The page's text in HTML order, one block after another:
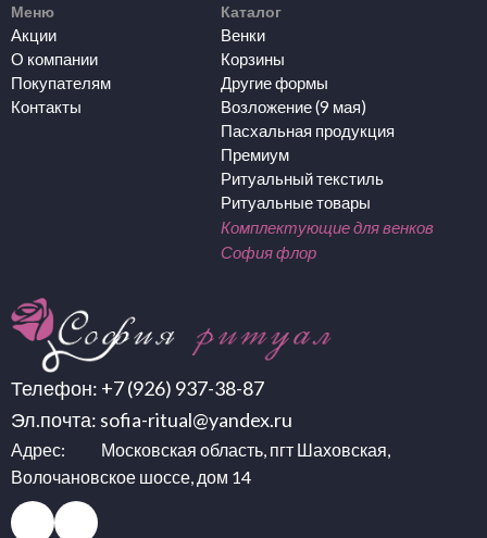
Телефон: +7 (926) 937-38-87
Эл.почта: sofia-ritual@yandex.ru
Адрес: Московская область, пгт Шаховская,
Волочановское шоссе, дом 14
Меню
Акции
О компании
Покупателям
Контакты
Каталог
Венки
Корзины
Другие формы
Возложение (9 мая)
Пасхальная продукция
Премиум
Ритуальный текстиль
Ритуальные товары
Комплектующие для венков
София флор